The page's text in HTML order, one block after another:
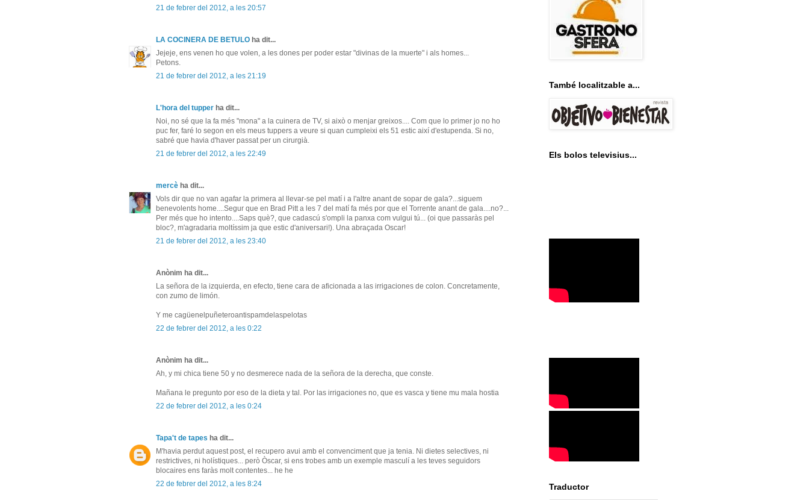
21 de febrer del 2012, a les 20:57
LA COCINERA DE BETULO ha dit...
Jejeje, ens venen ho que volen, a les dones per poder estar "divinas de la muerte" i als homes...
Petons.
21 de febrer del 2012, a les 21:19
L'hora del tupper ha dit...
Noi, no sé que la fa més "mona" a la cuinera de TV, si això o menjar greixos.... Com que lo primer jo no ho
puc fer, faré lo segon en els meus tuppers a veure si quan cumpleixi els 51 estic així d'estupenda. Si no,
sabré que havia d'haver passat per un cirurgià.
21 de febrer del 2012, a les 22:49
mercè ha dit...
Vols dir que no van agafar la primera al llevar-se pel matí i a l'altre anant de sopar de gala?...siguem
benevolents home....Segur que en Brad Pitt a les 7 del matí fa més por que el Torrente anant de gala....no?...
Per més que ho intento....Saps què?, que cadascú s'ompli la panxa com vulgui tú... (oi que passaràs pel
bloc?, m'agradaria moltíssim ja que estic d'aniversari!). Una abraçada Oscar!
21 de febrer del 2012, a les 23:40
Anònim ha dit...
La señora de la izquierda, en efecto, tiene cara de aficionada a las irrigaciones de colon. Concretamente,
con zumo de limón.
Y me cagüenelpuñeteroantispamdelaspelotas
22 de febrer del 2012, a les 0:22
Anònim ha dit...
Ah, y mi chica tiene 50 y no desmerece nada de la señora de la derecha, que conste.
Mañana le pregunto por eso de la dieta y tal. Por las irrigaciones no, que es vasca y tiene mu mala hostia
22 de febrer del 2012, a les 0:24
Tapa't de tapes ha dit...
M'havia perdut aquest post, el recupero avui amb el convenciment que ja tenia. Ni dietes selectives, ni
restrictives, ni holístiques... però Òscar, si ens trobes amb un exemple masculí a les teves seguidors
blocaires ens faràs molt contentes... he he
22 de febrer del 2012, a les 8:24
També localitzable a...
Els bolos televisius...
Traductor